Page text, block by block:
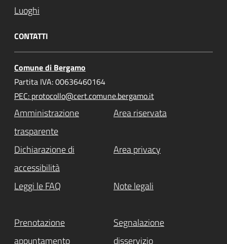
Luoghi
CONTATTI
Comune di Bergamo
Partita IVA: 00636460164
PEC: protocollo@cert.comune.bergamo.it
Amministrazione
trasparente
Area riservata
Dichiarazione di
accessibilità
Area privacy
Leggi le FAQ Note legali
Prenotazione
appuntamento
Segnalazione
disservizio